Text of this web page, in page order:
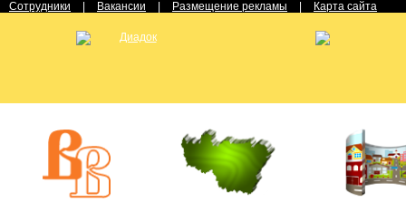
Сотрудники Вакансии Размещение рекламы Карта сайта